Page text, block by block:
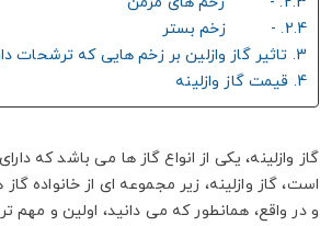
2.4. - زخم بستر
3. تاثیر گاز وازلین بر زخم هایی که ترشحات دارند!
4. قیمت گاز وازلینه
گاز وازلینه، یکی از انواع گاز ها می باشد که
است، گاز وازلینه، زیر مجموعه ای از خانواده
و در واقع، همانطور که می دانید، اولین و